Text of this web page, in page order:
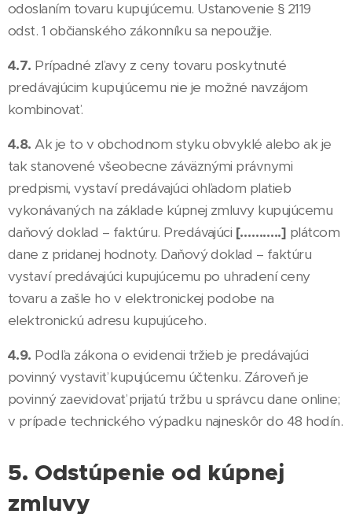
odoslaním tovaru kupujúcemu. Ustanovenie § 2119
odst. 1 občianského zákonníku sa nepoužije.
4.7. Prípadné zľavy z ceny tovaru poskytnuté
predávajúcim kupujúcemu nie je možné navzájom
kombinovať.
4.8.Ak je to v obchodnom styku obvyklé alebo ak je
tak stanovené všeobecne záväznými právnymi
predpismi, vystaví predávajúci ohľadom platieb
vykonávaných na základe kúpnej zmluvy kupujúcemu
daňový doklad – faktúru. Predávajúci [………..] plátcom
dane z pridanej hodnoty. Daňový doklad – faktúru
vystaví predávajúci kupujúcemu po uhradení ceny
tovaru a zašle ho v elektronickej podobe na
elektronickú adresu kupujúceho.
4.9. Podľa zákona o evidencii tržieb je predávajúci
povinný vystaviť kupujúcemu účtenku. Zároveň je
povinný zaevidovať prijatú tržbu u správcu dane online;
v prípade technického výpadku najneskôr do 48 hodín.
5. Odstúpenie od kúpnej
zmluvy